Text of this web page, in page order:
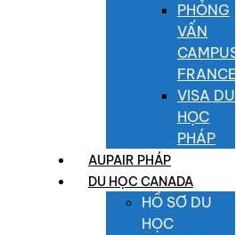
PHỎNG
VẤN
CAMPUS
FRANCE
VISA DU
HỌC
PHÁP
AUPAIR PHÁP
DU HỌC CANADA
HỒ SƠ DU
HỌC